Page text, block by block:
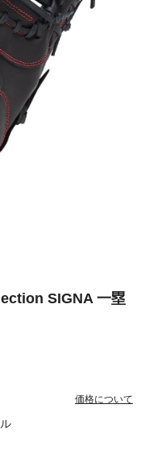
SIGNA 一塁
価格について